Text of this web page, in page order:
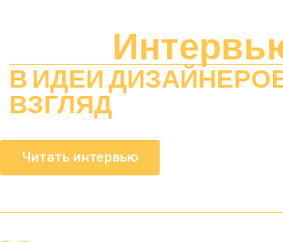
В ИДЕИ
ВЗГЛЯД
Читать интервью